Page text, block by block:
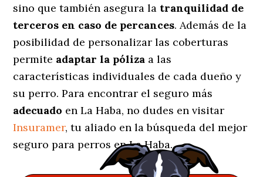
sino que también asegura la tranquilidad de
terceros en caso de percances. Además de la
posibilidad de personalizar las coberturas
permite adaptar la póliza a las
características individuales de cada dueño y
su perro. Para encontrar el seguro más
adecuado en La Haba, no dudes en visitar
Insuramer, tu aliado en la búsqueda del mejor
seguro para perros en La Haba.